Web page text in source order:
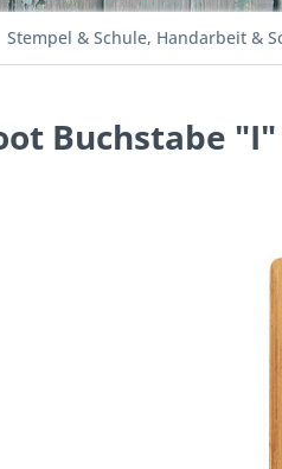
Stempel & Schule, Handarbeit &
Buchstabe